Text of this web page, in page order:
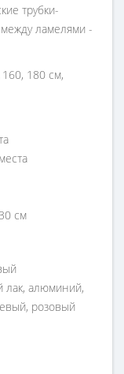
трубки-
ламелями -
180 см,
см
лак, алюминий,
розовый